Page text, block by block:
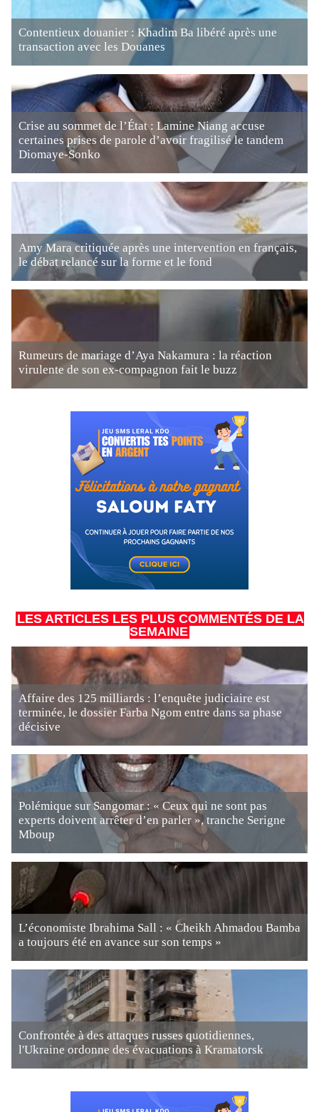
Contentieux douanier : Khadim Ba libéré après une
transaction avec les Douanes
Crise au sommet de l’État : Lamine Niang accuse
certaines prises de parole d’avoir fragilisé le tandem
Diomaye-Sonko
Amy Mara critiquée après une intervention en français,
le débat relancé sur la forme et le fond
Rumeurs de mariage d’Aya Nakamura : la réaction
virulente de son ex-compagnon fait le buzz
LES ARTICLES LES PLUS COMMENTÉS DE LA
SEMAINE
Affaire des 125 milliards : l’enquête judiciaire est
terminée, le dossier Farba Ngom entre dans sa phase
décisive
Polémique sur Sangomar : « Ceux qui ne sont pas
experts doivent arrêter d’en parler », tranche Serigne
Mboup
L’économiste Ibrahima Sall : « Cheikh Ahmadou Bamba
a toujours été en avance sur son temps »
Confrontée à des attaques russes quotidiennes,
l'Ukraine ordonne des évacuations à Kramatorsk